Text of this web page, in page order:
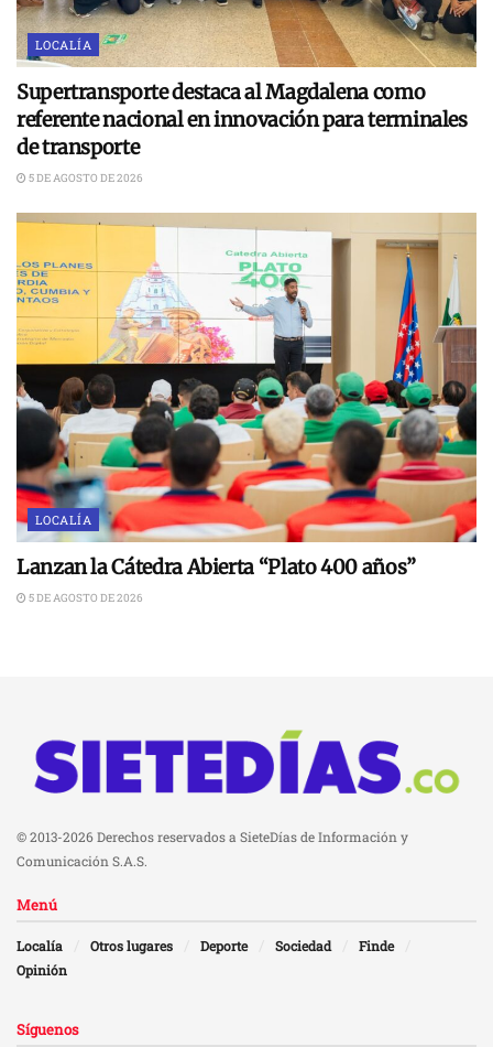
LOCALÍA
Supertransporte destaca al Magdalena como
referente nacional en innovación para terminales
de transporte
5 DE AGOSTO DE 2026
LOCALÍA
Lanzan la Cátedra Abierta “Plato 400 años”
5 DE AGOSTO DE 2026
© 2013-2026 Derechos reservados a SieteDías de Información y
Comunicación S.A.S.
Menú
Localía Otros lugares Deporte Sociedad
Finde
Opinión
Síguenos